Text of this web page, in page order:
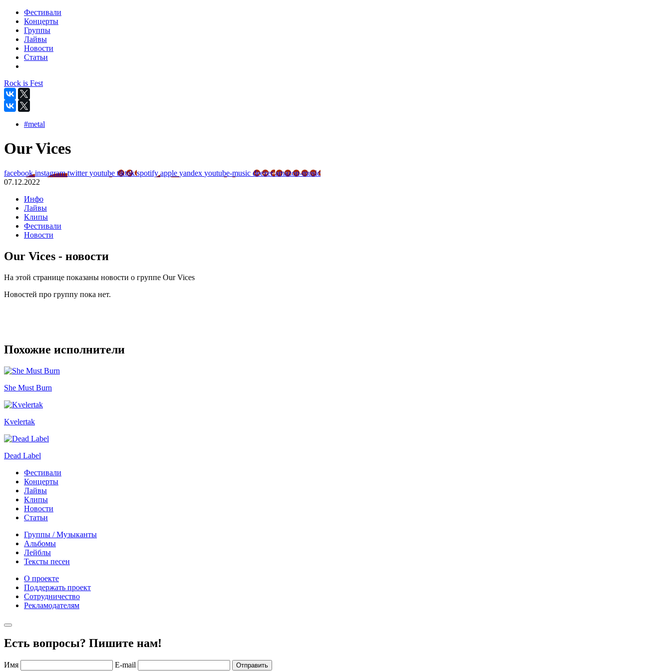
Фестивали
Концерты
Группы
Лайвы
Новости
Статьи
Rock is Fest
#metal
Our Vices
facebookinstagramtwitteryoutube tiktokspotifyapple yandex youtube-music deezeramazon-music
07.12.2022
Инфо
Лайвы
Клипы
Фестивали
Новости
Our Vices - новости
На этой странице показаны новости о группе Our Vices
Новостей про группу пока нет.
Похожие исполнители
She Must Burn
Kvelertak
Dead Label
Фестивали
Концерты
Лайвы
Клипы
Новости
Статьи
Группы / Музыканты
Альбомы
Лейблы
Тексты песен
О проекте
Поддержать проект
Сотрудничество
Рекламодателям
Есть вопросы? Пишите нам!
Имя E-mail